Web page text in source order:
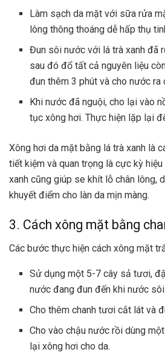
Làm sạch da mặt với sữa rửa
lông thông thoáng dễ hấp thụ
Đun sôi nước với lá trà xanh đã
sau đó đổ tất cả nguyên liệu
đun thêm 3 phút và cho nước ra
Khi nước đã nguội, cho lại vào
tục xông hơi. Thực hiện lặp lại
Xông hơi da mặt bằng lá trà xanh là
tiết kiệm và quan trọng là cực kỳ hiệu
xanh cũng giúp se khít lỗ chân lông,
khuyết điểm cho làn da mịn màng.
3. Cách xông mặt bằng
Các bước thực hiện cách xông mặt
Sử dụng một 5-7 cây sả tươi,
nước đang đun đến khi nước
Cho thêm chanh tươi cắt lát và
Cho vào chậu nước rồi dùng
lại xông hơi cho da.